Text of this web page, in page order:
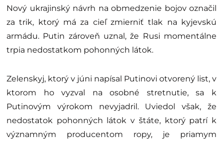
Nový ukrajinský návrh na obmedzenie bojov označil
za trik, ktorý má za cieľ zmierniť tlak na kyjevskú
armádu. Putin zároveň uznal, že Rusi momentálne
trpia nedostatkom pohonných látok.
Zelenskyj, ktorý v júni napísal Putinovi otvorený list, v
ktorom ho vyzval na osobné stretnutie, sa k
Putinovým výrokom nevyjadril. Uviedol však, že
nedostatok pohonných látok v štáte, ktorý patrí k
významným producentom ropy, je priamym